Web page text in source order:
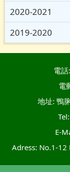
2020-2021
2019-2020
電
電
地址: 鴨
E-
Adress: No.1-12